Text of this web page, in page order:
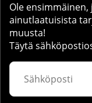
Ole
ainutlaatuisista
muusta!
Täytä